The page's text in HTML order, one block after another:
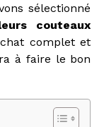
sélectionné
couteaux
complet et
à faire le bon